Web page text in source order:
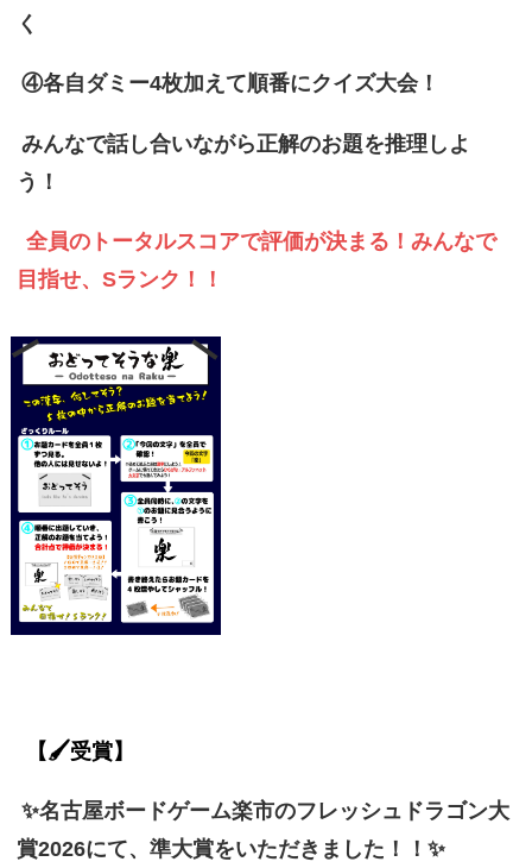
く
④各自ダミー4枚加えて順番にクイズ大会！
みんなで話し合いながら正解のお題を推理しよ
う！
全員のトータルスコアで評価が決まる！みんなで
目指せ、Sランク！！
【🖌️受賞】
✨名古屋ボードゲーム楽市のフレッシュドラゴン大
賞2026にて、準大賞をいただきました！！✨